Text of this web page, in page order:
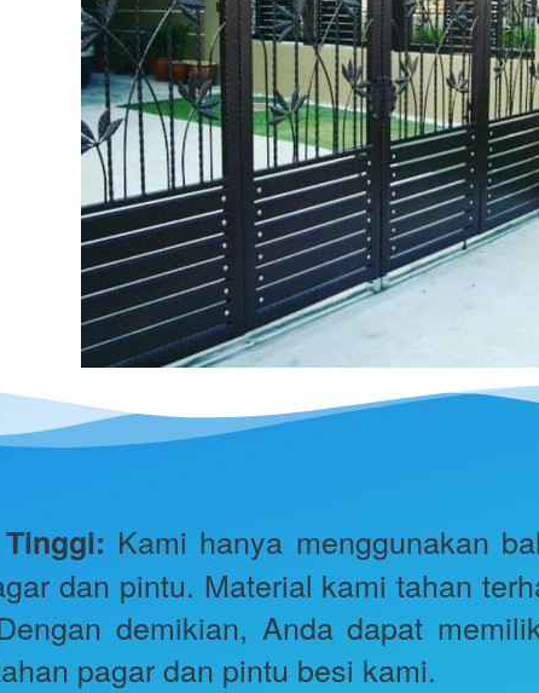
Kami hanya menggunakan
dan pintu. Material kami tahan
demikian, Anda dapat
pagar dan pintu besi kami.